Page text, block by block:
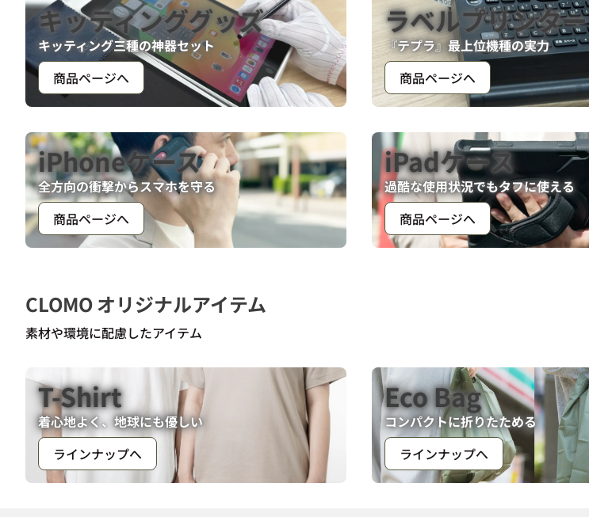
キッティンググッズ
キッティング三種の神器セット
商品ページへ
ラベルプリンター
『テプラ』最上位機種の実力
商品ページへ
iPhoneケース
全方向の衝撃からスマホを守る
商品ページへ
iPadケース
過酷な使用状況でもタフに使える
商品ページへ
CLOMO オリジナルアイテム
素材や環境に配慮したアイテム
T-Shirt
着心地よく、地球にも優しい
ラインナップへ
Eco Bag
コンパクトに折りたためる
ラインナップへ